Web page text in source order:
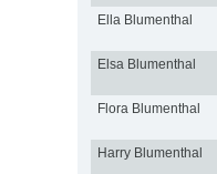
Ella Blumenthal
Elsa Blumenthal
Flora Blumenthal
Harry Blumenthal